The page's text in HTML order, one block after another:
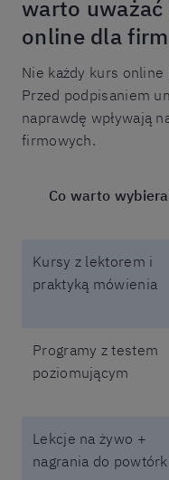
warto
online dla firm
Nie każdy kurs
Przed podpisaniem
naprawdę wpływają
firmowych.
Co warto
Kursy z lektorem i
praktyką mówienia
Programy z testem
poziomującym
Lekcje na żywo +
nagrania do